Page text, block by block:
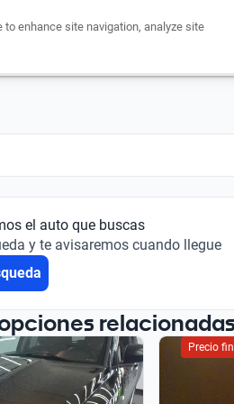
Comprá un auto
el auto que buscas
y te avisaremos cuando llegue
Precio
to enhance site navigation, analyze site